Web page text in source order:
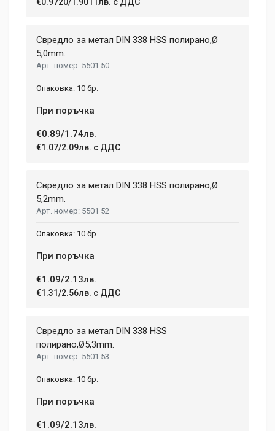
Свредло за метал DIN 338 HSS полирано,Ø
5,0mm.
5501 50
10 бр.
При поръчка
€0.89/1.74лв.
€1.07/2.09лв. с ДДС
Свредло за метал DIN 338 HSS полирано,Ø
5,2mm.
5501 52
10 бр.
При поръчка
€1.09/2.13лв.
€1.31/2.56лв. с ДДС
Свредло за метал DIN 338 HSS
полиранo,Ø5,3mm.
5501 53
10 бр.
При поръчка
€1.09/2.13лв.